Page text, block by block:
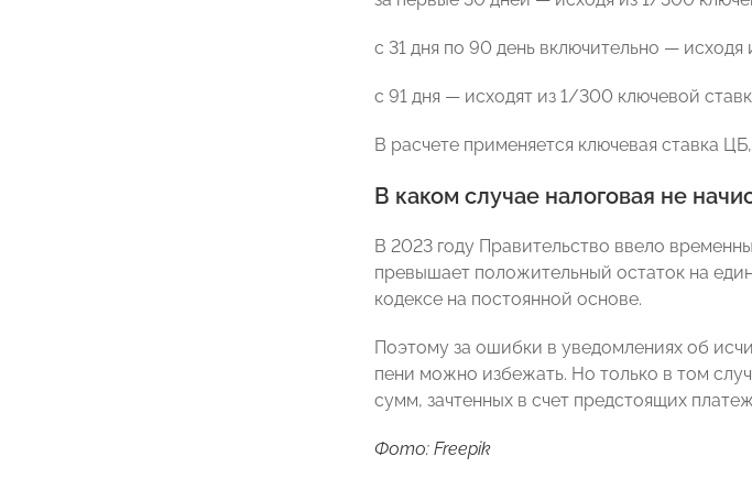
с 31 дня по 90 день включительно — исходя
с 91 дня — исходят из 1/300 ключевой
В расчете применяется ключевая ставка
В каком случае налоговая не
В 2023 году Правительство ввело
превышает положительный остаток на
кодексе на постоянной основе.
Поэтому за ошибки в уведомлениях об
пени можно избежать. Но только в том
сумм, зачтенных в счет предстоящих
Фото: Freepik